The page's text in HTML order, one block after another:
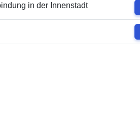
in der Innenstadt